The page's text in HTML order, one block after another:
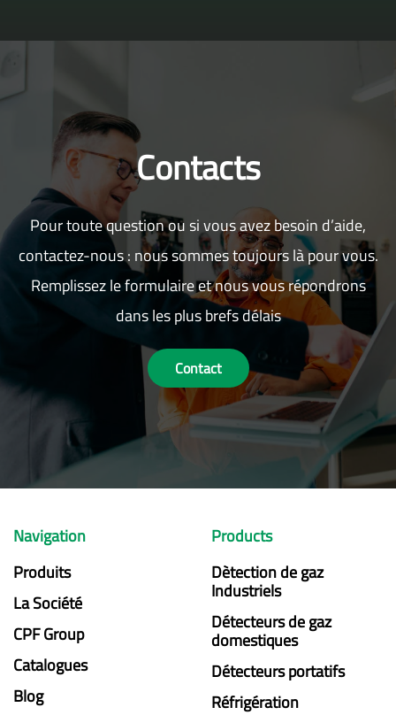
Contacts
Pour toute question ou si vous avez besoin d’aide,
contactez-nous : nous sommes toujours là pour vous.
Remplissez le formulaire et nous vous répondrons
dans les plus brefs délais
Contact
Navigation
Produits
La Société
CPF Group
Catalogues
Blog
Products
Dètection de gaz
Industriels
Détecteurs de gaz
domestiques
Détecteurs portatifs
Réfrigération